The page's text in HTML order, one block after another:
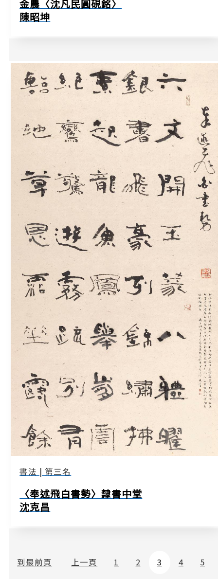
金農〈沈凡民圓硯銘〉
陳昭坤
書法 | 第三名
〈奉述飛白書勢〉隸書中堂
沈克昌
到最前頁 上一頁 1 2 3 4
5